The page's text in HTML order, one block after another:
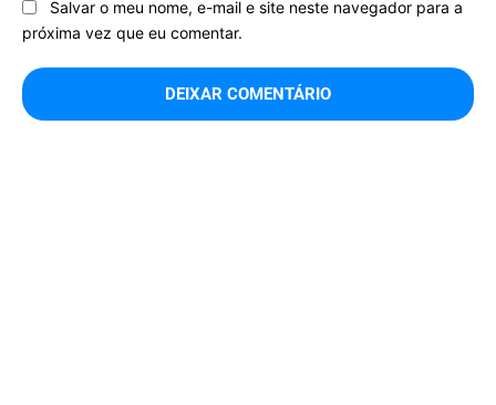
Salvar o meu nome, e-mail e site neste navegador para a
próxima vez que eu comentar.